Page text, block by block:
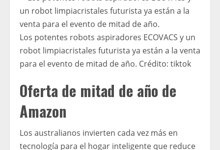
Los potentes robots aspiradores ECOVACS y un
robot limpiacristales futurista ya están a la venta
para el evento de mitad de año. Crédito: tiktok
Oferta de mitad de año de
Amazon
Los australianos invierten cada vez más en
tecnología para el hogar inteligente que reduce